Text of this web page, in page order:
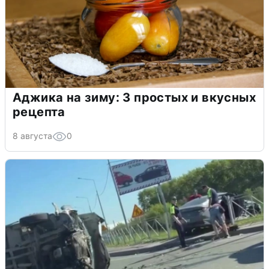
Аджика на зиму: 3 простых и вкусных
рецепта
8 августа 0